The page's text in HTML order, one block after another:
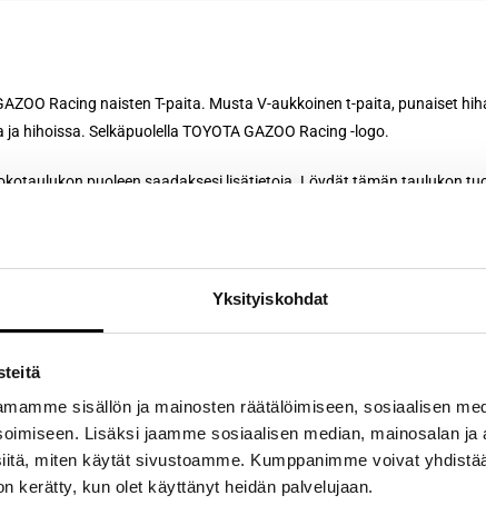
Yksityiskohdat
sisällön ja mainosten räätälöimiseen, sosiaalisen
Lisäksi jaamme sosiaalisen median, mainosalan ja
miten käytät sivustoamme. Kumppanimme voivat
kerätty, kun olet käyttänyt heidän palvelujaan.
Racing naisten T-paita. Musta V-aukkoinen t-paita, punaiset
ja hihoissa. Selkäpuolella TOYOTA GAZOO Racing -logo.
puoleen saadaksesi lisätietoja. Löydät tämän taulukon